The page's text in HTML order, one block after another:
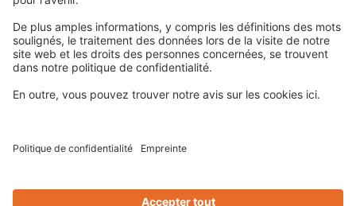
Colophon
Déclaration de protection de la vie privée
Conditions générales de vente
Informations légales
Privacy-Portal